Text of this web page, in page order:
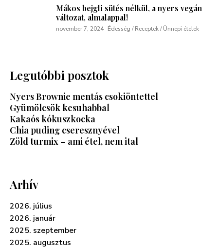
Mákos bejgli sütés nélkül, a nyers vegán
változat, almalappal!
november 7, 2024 Édesség / Receptek / Ünnepi ételek
Legutóbbi posztok
Nyers Brownie mentás csokiöntettel
Gyümölcsök kesuhabbal
Kakaós kókuszkocka
Chia puding cseresznyével
Zöld turmix – ami étel, nem ital
Arhív
2026. július
2026. január
2025. szeptember
2025. augusztus